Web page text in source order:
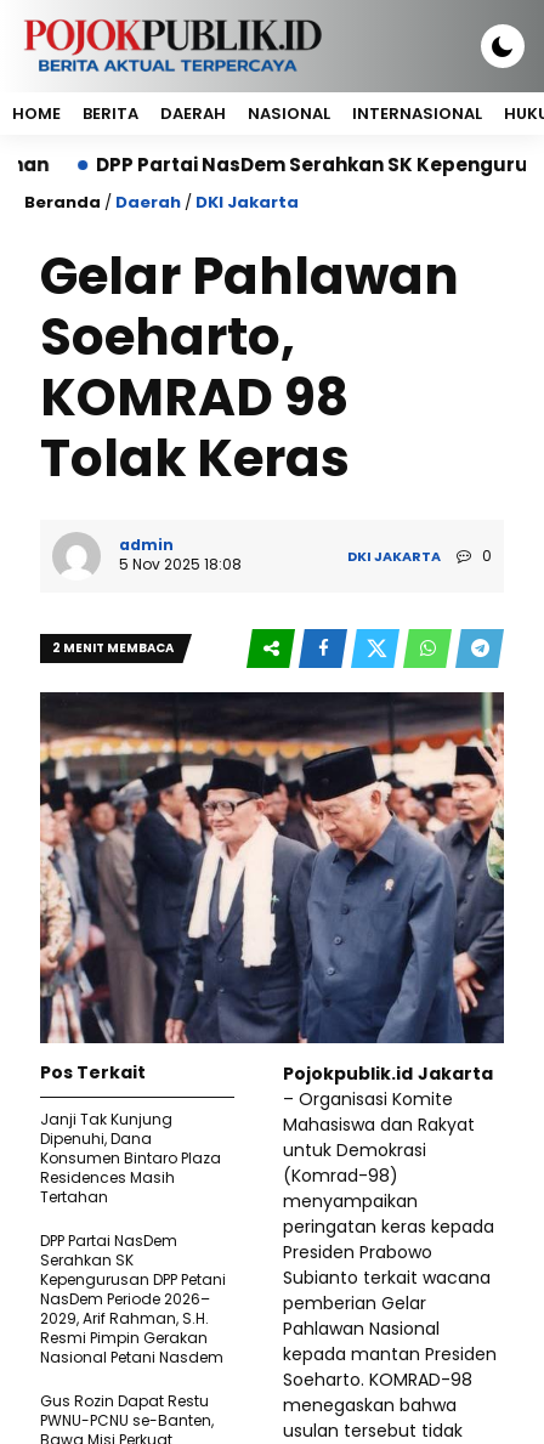
HOME BERITA DAERAH NASIONAL INTERNASIONAL
DPP Partai NasDem Serahkan SK Kepengurusan
Beranda / Daerah / DKI Jakarta
Gelar Pahlawan
Soeharto,
KOMRAD 98
Tolak Keras
admin
5 Nov 2025 18:08
DKI JAKARTA 0
2 MENIT MEMBACA
Pojokpublik.id Jakarta
– Organisasi Komite
Mahasiswa dan Rakyat
untuk Demokrasi
(Komrad-98)
menyampaikan
peringatan keras kepada
Presiden Prabowo
Subianto terkait wacana
pemberian Gelar
Pahlawan Nasional
kepada mantan Presiden
Soeharto. KOMRAD-98
menegaskan bahwa
usulan tersebut tidak
Pos Terkait
Janji Tak Kunjung
Dipenuhi, Dana
Konsumen Bintaro Plaza
Residences Masih
Tertahan
DPP Partai NasDem
Serahkan SK
Kepengurusan DPP Petani
NasDem Periode 2026–
2029, Arif Rahman, S.H.
Resmi Pimpin Gerakan
Nasional Petani Nasdem
Gus Rozin Dapat Restu
PWNU-PCNU se-Banten,
Bawa Misi Perkuat